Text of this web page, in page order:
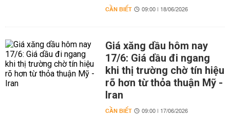
CẦN BIẾT 09:00 | 18/06/2026
Giá xăng dầu hôm nay
17/6: Giá dầu đi ngang
khi thị trường chờ tín hiệu
rõ hơn từ thỏa thuận Mỹ -
Iran
CẦN BIẾT 09:00 | 17/06/2026